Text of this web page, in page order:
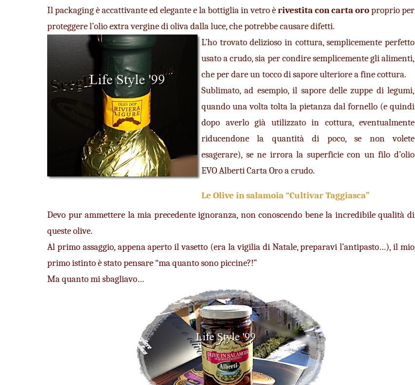
Il packaging è accattivante ed elegante e la bottiglia in vetro è rivestita con carta oro proprio per
proteggere l’olio extra vergine di oliva dalla luce, che potrebbe causare difetti.
L’ho trovato delizioso in cottura, semplicemente perfetto
usato a crudo, sia per condire semplicemente gli alimenti,
che per dare un tocco di sapore ulteriore a fine cottura.
Sublimato, ad esempio, il sapore delle zuppe di legumi,
quando una volta tolta la pietanza dal fornello (e quindi
dopo averlo già utilizzato in cottura, eventualmente
riducendone la quantità di poco, se non volete
esagerare), se ne irrora la superficie con un filo d’olio
EVO Alberti Carta Oro a crudo.
Le Olive in salamoia “Cultivar Taggiasca”
Devo pur ammettere la mia precedente ignoranza, non conoscendo bene la incredibile qualità di
queste olive.
Al primo assaggio, appena aperto il vasetto (era la vigilia di Natale, preparavi l’antipasto…), il mio
primo istinto è stato pensare “ma quanto sono piccine?!”
Ma quanto mi sbagliavo…